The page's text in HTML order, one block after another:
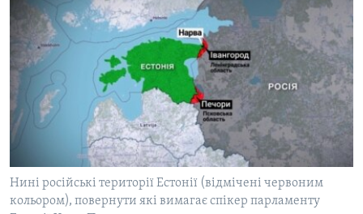
Нині російські території Естонії (відмічені червоним
кольором), повернути які вимагає спікер парламенту